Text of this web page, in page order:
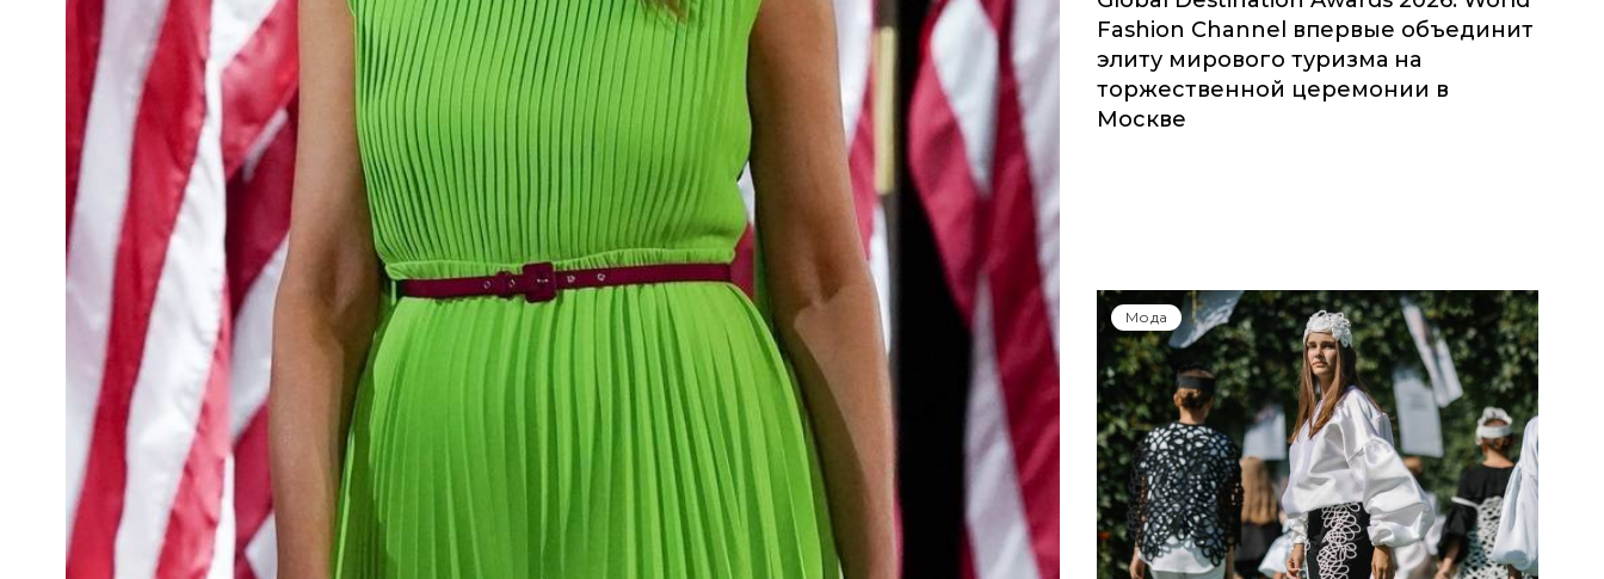
Fashion Channel впервые объединит
элиту мирового туризма на
торжественной церемонии в
Москве
Мода